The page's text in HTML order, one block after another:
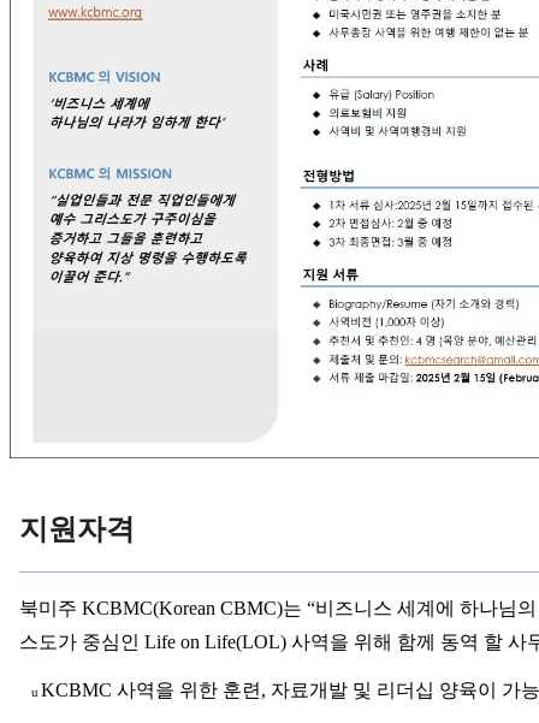
료
심
코
리
지원자격
북미주 KCBMC(Korean CBMC)는 “비즈니스 세계에 하나님의
스도가 중심인 Life on Life(LOL) 사역을 위해 함께 동역 할 사
uKCBMC사역을 위한 훈련, 자료개발 및 리더십 양육이 가